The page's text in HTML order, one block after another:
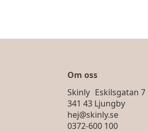
Om oss
Skinly Eskilsgatan 7
341 43 Ljungby
hej@skinly.se
0372-600 100